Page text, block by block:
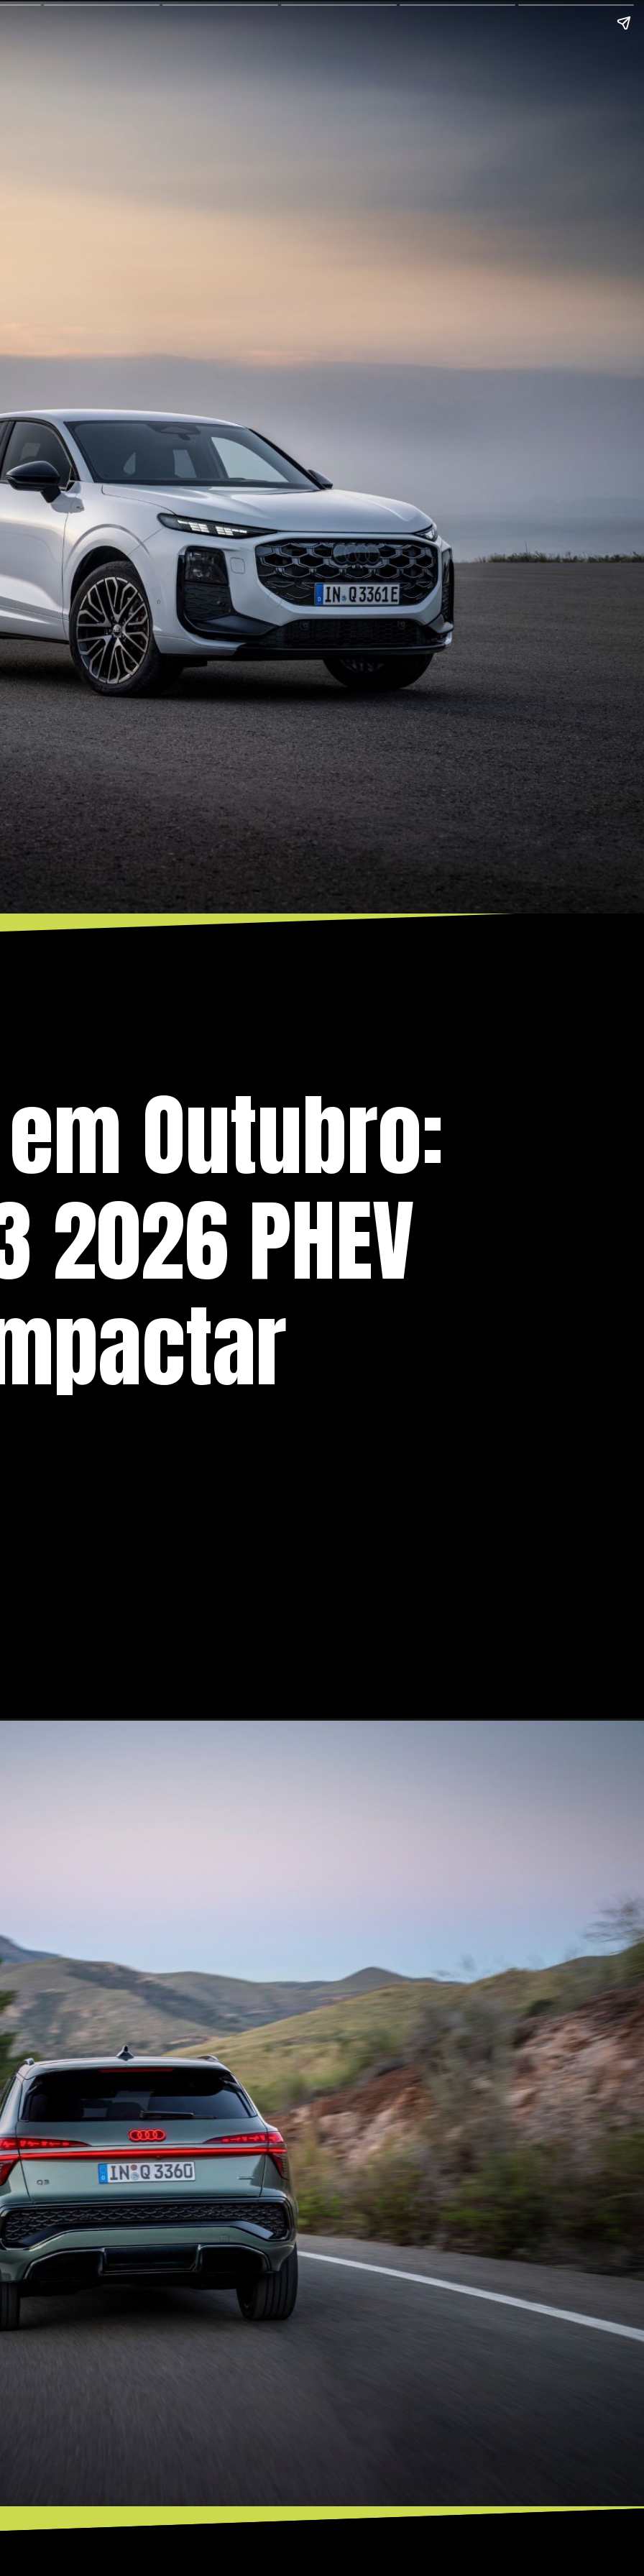
Outubro:
2026 PHEV